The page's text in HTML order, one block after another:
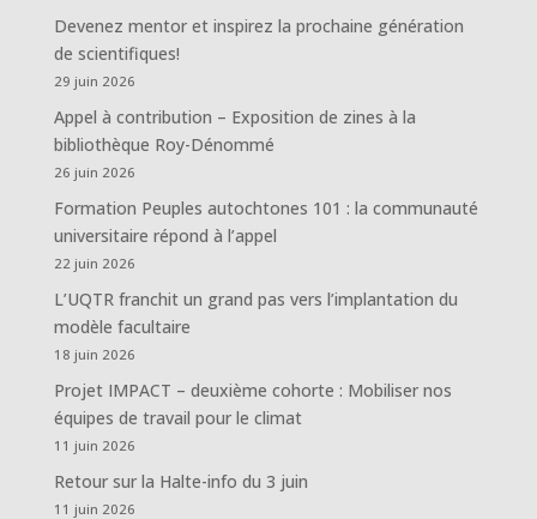
Devenez mentor et inspirez la prochaine génération
de scientifiques!
29 juin 2026
Appel à contribution – Exposition de zines à la
bibliothèque Roy-Dénommé
26 juin 2026
Formation Peuples autochtones 101 : la communauté
universitaire répond à l’appel
22 juin 2026
L’UQTR franchit un grand pas vers l’implantation du
modèle facultaire
18 juin 2026
Projet IMPACT – deuxième cohorte : Mobiliser nos
équipes de travail pour le climat
11 juin 2026
Retour sur la Halte-info du 3 juin
11 juin 2026